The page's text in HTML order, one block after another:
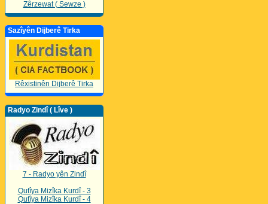
Zêrzewat ( Sewze )
Sazîyên Dijberê Tirka
Rêxistinên Dijberê Tirka
Radyo Zindî ( Lîve )
7 - Radyo yên Zindî
Qutîya Mizîka Kurdî - 3
Qutîya Mizîka Kurdî - 4